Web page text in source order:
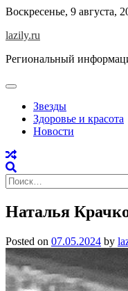
Skip
content
Воскресенье, 9 августа,
lazily.ru
Региональный
Звезды
Здоровье и красота
Новости
Найти:
Наталья
Posted on 07.05.2024 by